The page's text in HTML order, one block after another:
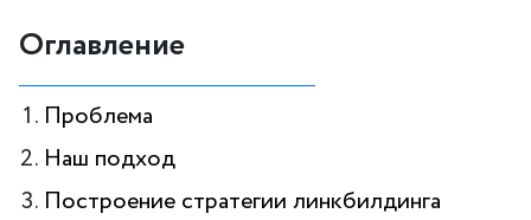
Оглавление
Проблема
Наш подход
Построение стратегии линкбилдинга